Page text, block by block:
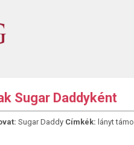
Sugar Daddyként
Sugar Daddy Címkék: lányt